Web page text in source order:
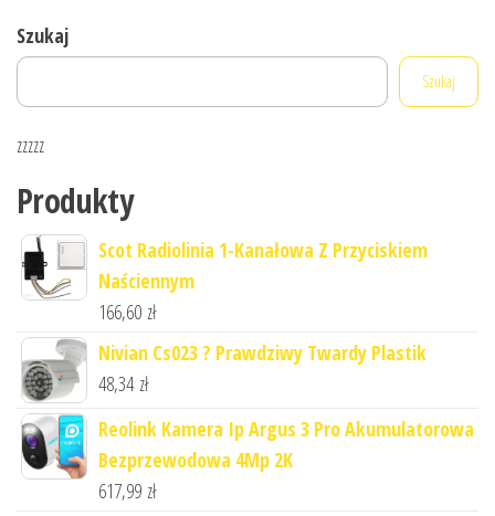
Szukaj
Szukaj
zzzzz
Produkty
Scot Radiolinia 1-Kanałowa Z Przyciskiem
Naściennym
166,60 zł
Nivian Cs023 ? Prawdziwy Twardy Plastik
48,34 zł
Reolink Kamera Ip Argus 3 Pro Akumulatorowa
Bezprzewodowa 4Mp 2K
617,99 zł